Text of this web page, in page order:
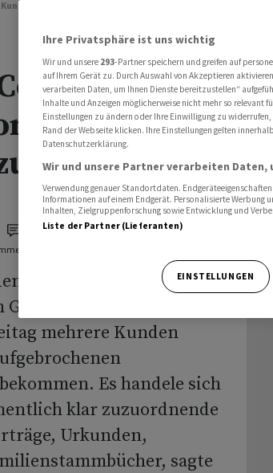
bekommen Dokumente zurück
Erste
spektakulären
Ende
mehrere Kunden
Es handele sich
klar zuzuordnende
Urkunden,
sagte
Ihre Privatsphäre ist uns wichtig
Wir und unsere 293-Partner speichern und greifen auf
auf Ihrem Gerät zu. Durch Auswahl von Akzeptieren
verarbeiten Daten, um Ihnen Dienste bereitzustellen“
Inhalte und Anzeigen möglicherweise nicht mehr so relevant
Einstellungen zu ändern oder Ihre Einwilligung zu
Rand der Webseite klicken. Ihre Einstellungen gelten
Datenschutzerklärung.
Wir und unsere Partner verarbeiten
Verwendung genauer Standortdaten.
Informationen auf einem Endgerät. Personalisierte Werbung
Inhalten, Zielgruppenforschung sowie Entwicklung und
Liste der Partner (Lieferanten)
EINSTELLUNGEN